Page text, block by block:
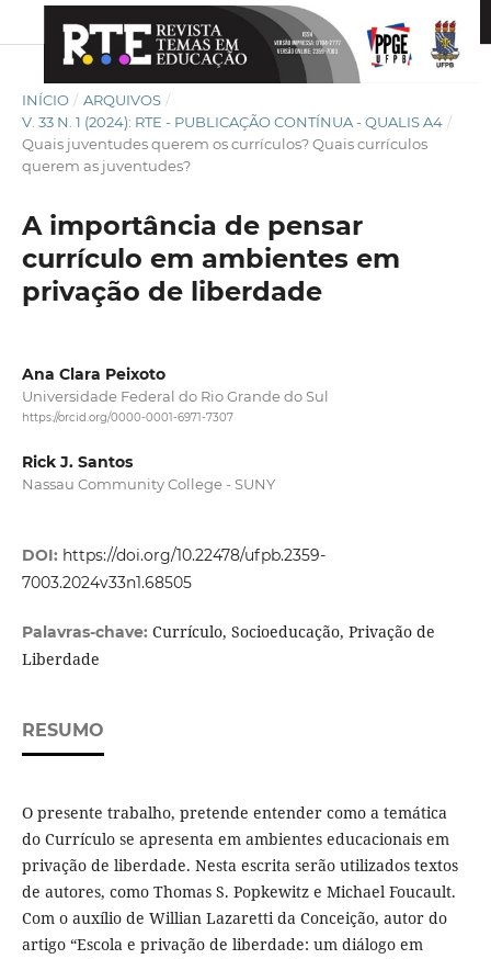
INÍCIO / ARQUIVOS /
V. 33 N. 1 (2024): RTE - PUBLICAÇÃO CONTÍNUA - QUALIS A4 /
Quais juventudes querem os currículos? Quais currículos
querem as juventudes?
A importância de pensar
currículo em ambientes em
privação de liberdade
Ana Clara Peixoto
Universidade Federal do Rio Grande do Sul
https://orcid.org/0000-0001-6971-7307
Rick J. Santos
Nassau Community College - SUNY
DOI: https://doi.org/10.22478/ufpb.2359-
7003.2024v33n1.68505
Palavras-chave: Currículo, Socioeducação, Privação de
Liberdade
RESUMO
O presente trabalho, pretende entender como a temática
do Currículo se apresenta em ambientes educacionais em
privação de liberdade. Nesta escrita serão utilizados textos
de autores, como Thomas S. Popkewitz e Michael Foucault.
Com o auxílio de Willian Lazaretti da Conceição, autor do
artigo “Escola e privação de liberdade: um diálogo em